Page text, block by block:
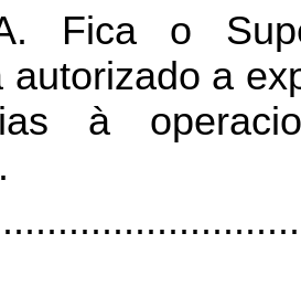
Fica o
autorizado a
à